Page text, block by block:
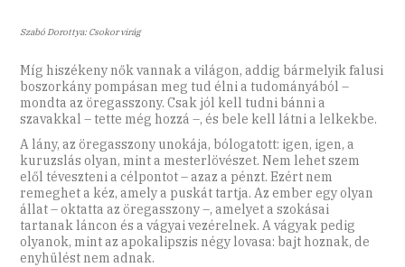
Szabó Dorottya: Csokor virág
Míg hiszékeny nők vannak a világon, addig bármelyik falusi
boszorkány pompásan meg tud élni a tudományából –
mondta az öregasszony. Csak jól kell tudni bánni a
szavakkal – tette még hozzá –, és bele kell látni a lelkekbe.
A lány, az öregasszony unokája, bólogatott: igen, igen, a
kuruzslás olyan, mint a mesterlövészet. Nem lehet szem
elől téveszteni a célpontot – azaz a pénzt. Ezért nem
remeghet a kéz, amely a puskát tartja. Az ember egy olyan
állat – oktatta az öregasszony –, amelyet a szokásai
tartanak láncon és a vágyai vezérelnek. A vágyak pedig
olyanok, mint az apokalipszis négy lovasa: bajt hoznak, de
enyhülést nem adnak.